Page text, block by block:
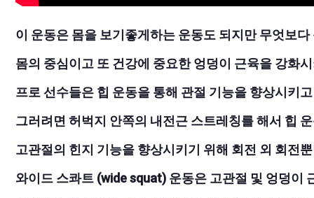
이 운동은 몸을 보기좋게하는 운동도 되지만 무엇보
몸의 중심이고 또 건강에 중요한 엉덩이 근육을 강화
프로 선수들은 힙 운동을 통해 관절 기능을 향상시키
그러려면 허벅지 안쪽의 내전근 스트레칭를 해서 힙
고관절의 힌지 기능을 향상시키기 위해 회전 외 회전
와이드 스콰트 (wide squat) 운동은 고관절 및 엉덩이